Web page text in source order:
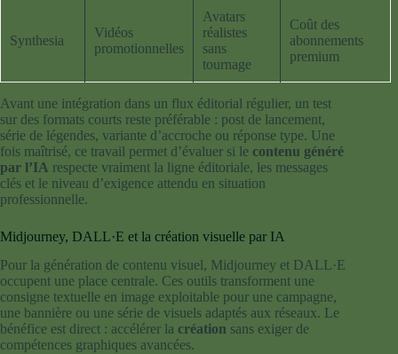
Synthesia
Vidéos
promotionnelles
Avatars
réalistes
sans
tournage
Coût des
abonnements
premium
Avant une intégration dans un flux éditorial régulier, un test
sur des formats courts reste préférable : post de lancement,
série de légendes, variante d’accroche ou réponse type. Une
fois maîtrisé, ce travail permet d’évaluer si le contenu généré
par l’IA respecte vraiment la ligne éditoriale, les messages
clés et le niveau d’exigence attendu en situation
professionnelle.
Midjourney, DALL·E et la création visuelle par IA
Pour la génération de contenu visuel, Midjourney et DALL·E
occupent une place centrale. Ces outils transforment une
consigne textuelle en image exploitable pour une campagne,
une bannière ou une série de visuels adaptés aux réseaux. Le
bénéfice est direct : accélérer la création sans exiger de
compétences graphiques avancées.